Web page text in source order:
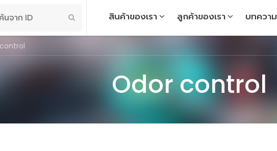
สินค้าของเรา ลูกค้าของเรา บทความ
Odor control